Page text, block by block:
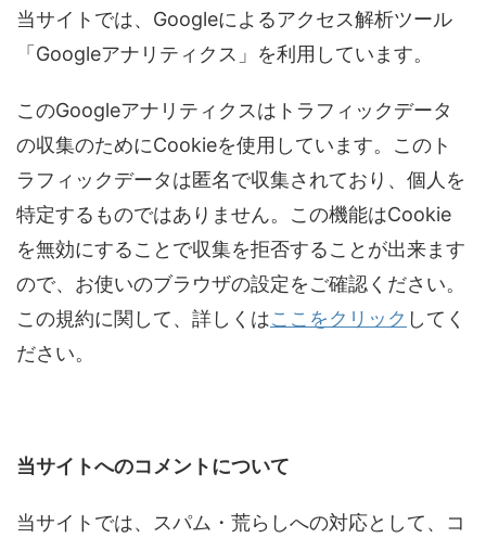
当サイトでは、Googleによるアクセス解析ツール
「Googleアナリティクス」を利用しています。
このGoogleアナリティクスはトラフィックデータ
の収集のためにCookieを使用しています。このト
ラフィックデータは匿名で収集されており、個人を
特定するものではありません。この機能はCookie
を無効にすることで収集を拒否することが出来ます
ので、お使いのブラウザの設定をご確認ください。
この規約に関して、詳しくはここをクリック してく
ださい。
当サイトへのコメントについて
当サイトでは、スパム・荒らしへの対応として、コ